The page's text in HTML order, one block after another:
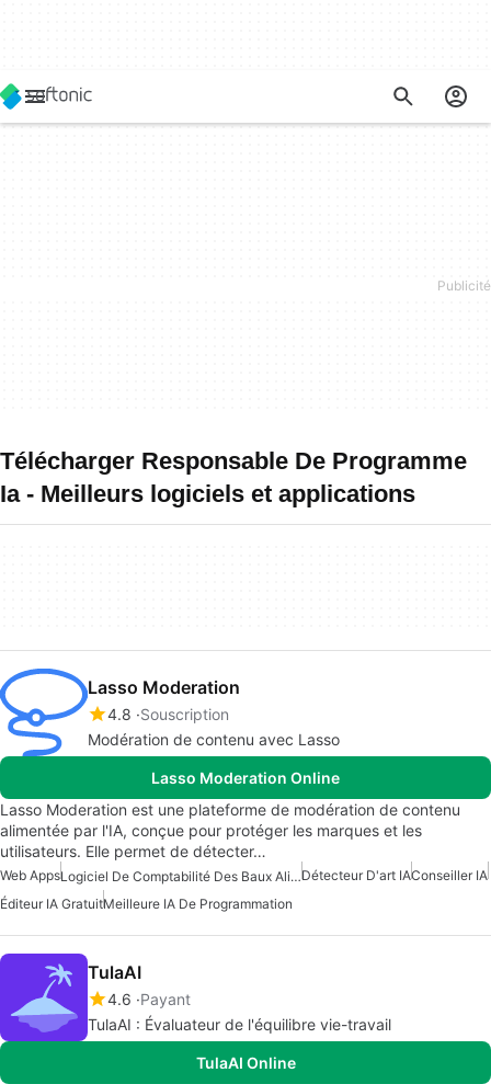
Télécharger Responsable De Programme
Ia - Meilleurs logiciels et applications
Lasso Moderation
4.8 Souscription
Modération de contenu avec Lasso
Lasso Moderation Online
Lasso Moderation est une plateforme de modération de contenu
alimentée par l'IA, conçue pour protéger les marques et les
utilisateurs. Elle permet de détecter…
Web Apps Logiciel De Comptabilité Des Baux Alimenté Par L'IADétecteur D'art IAConseiller IA
Éditeur IA GratuitMeilleure IA De Programmation
TulaAI
4.6 Payant
TulaAI : Évaluateur de l'équilibre vie-travail
TulaAI Online